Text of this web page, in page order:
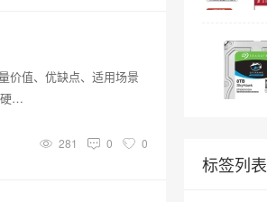
价值、优缺点、适用场景
硬…
281 0 0
标签列表